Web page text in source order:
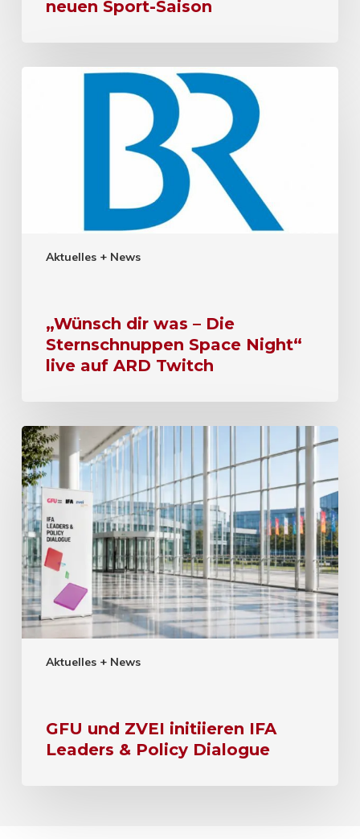
neuen Sport-Saison
Aktuelles + News
„Wünsch dir was – Die
Sternschnuppen Space Night“
live auf ARD Twitch
Aktuelles + News
GFU und ZVEI initiieren IFA
Leaders & Policy Dialogue